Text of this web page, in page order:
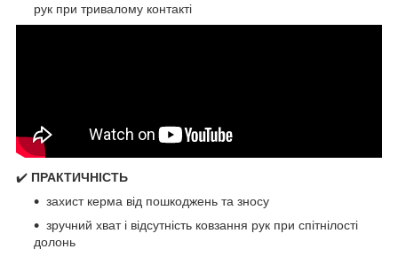
рук при тривалому контакті
✔️ ПРАКТИЧНІСТЬ
захист керма від пошкоджень та зносу
зручний хват і відсутність ковзання рук при спітнілості
долонь